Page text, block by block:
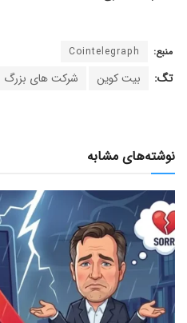
منبع: Cointelegraph
تگ: بیت کوین شرکت های بزرگ
نوشته‌های مشابه